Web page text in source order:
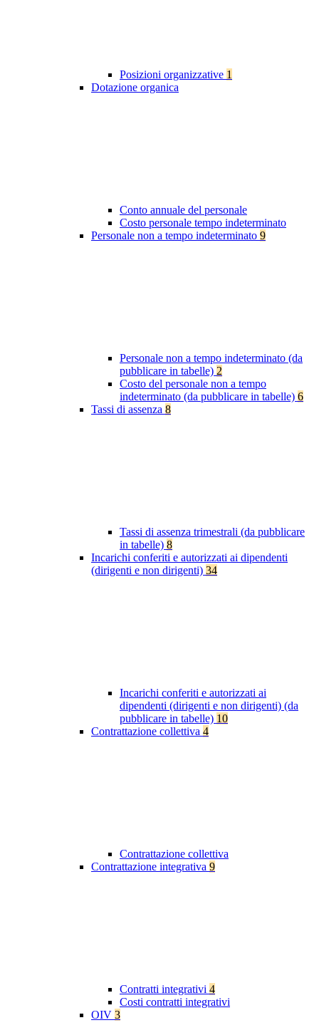
Posizioni organizzative 1
Dotazione organica
Conto annuale del personale
Costo personale tempo indeterminato
Personale non a tempo indeterminato 9
Personale non a tempo indeterminato (da
pubblicare in tabelle) 2
Costo del personale non a tempo
indeterminato (da pubblicare in tabelle) 6
Tassi di assenza 8
Tassi di assenza trimestrali (da pubblicare
in tabelle) 8
Incarichi conferiti e autorizzati ai dipendenti
(dirigenti e non dirigenti) 34
Incarichi conferiti e autorizzati ai
dipendenti (dirigenti e non dirigenti) (da
pubblicare in tabelle) 10
Contrattazione collettiva 4
Contrattazione collettiva
Contrattazione integrativa 9
Contratti integrativi 4
Costi contratti integrativi
OIV 3